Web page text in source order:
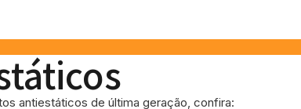
antiestáticos de última geração, confira: